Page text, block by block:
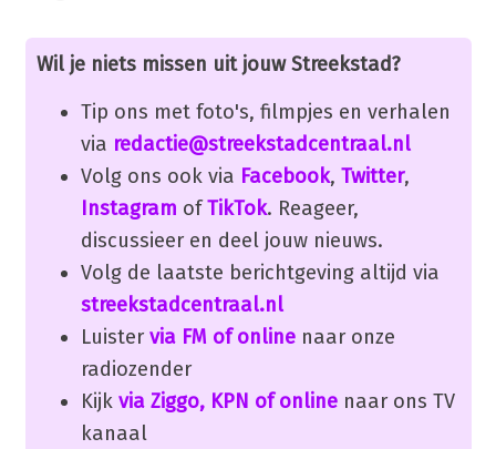
Wil je niets missen uit jouw Streekstad?
Tip ons met foto's, filmpjes en verhalen
via redactie@streekstadcentraal.nl
Volg ons ook via Facebook, Twitter,
Instagram ofTikTok. Reageer,
discussieer en deel jouw nieuws.
Volg de laatste berichtgeving altijd via
streekstadcentraal.nl
Luister via FM of onlinenaar onze
radiozender
Kijk via Ziggo, KPN of onlinenaar ons TV
kanaal